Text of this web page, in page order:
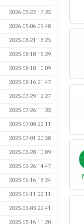
2026-05-22 17:35
2026-05-06 09:48
2025-08-21 18:25
2025-08-18 15:29
2025-08-18 10:09
2025-08-16 21:47
2025-07-29 12:27
2025-07-26 11:35
2025-07-08 22:11
2025-07-01 20:58
2025-06-28 10:09
2025-06-26 14:47
2025-06-16 18:24
2025-06-11 22:11
2025-06-03 22:41
2025-05-16 11:20